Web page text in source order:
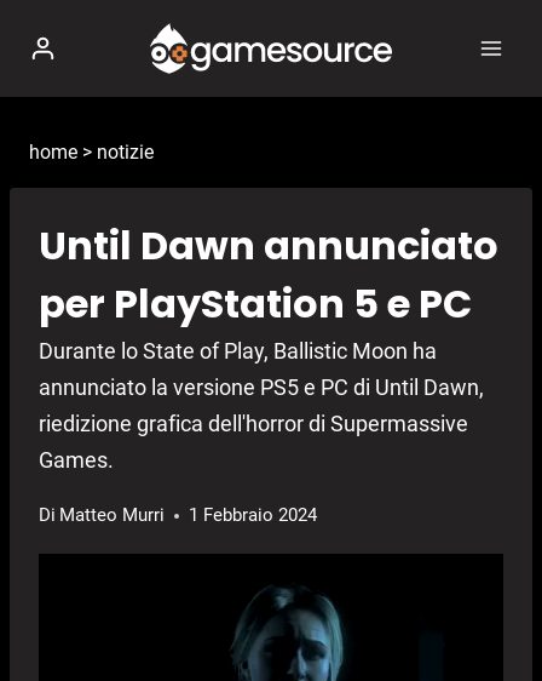
contenuto
home > notizie
Until Dawn annunciato
per PlayStation 5 e PC
Durante lo State of Play, Ballistic Moon ha
annunciato la versione PS5 e PC di Until Dawn,
riedizione grafica dell'horror di Supermassive
Games.
Di Matteo Murri 1 Febbraio 2024